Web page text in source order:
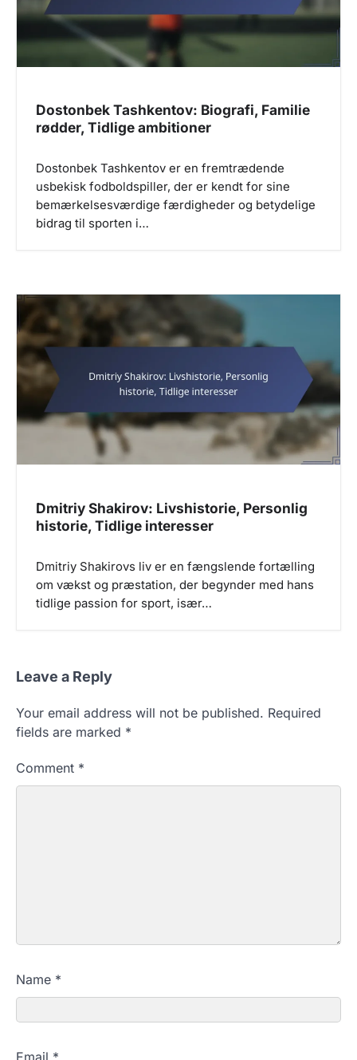
Dostonbek Tashkentov: Biografi, Familie
rødder, Tidlige ambitioner
Dostonbek Tashkentov er en fremtrædende
usbekisk fodboldspiller, der er kendt for sine
bemærkelsesværdige færdigheder og betydelige
bidrag til sporten i…
Dmitriy Shakirov: Livshistorie, Personlig
historie, Tidlige interesser
Dmitriy Shakirovs liv er en fængslende fortælling
om vækst og præstation, der begynder med hans
tidlige passion for sport, især…
Leave a Reply
Your email address will not be published. Required
fields are marked *
Comment *
Name *
Email *